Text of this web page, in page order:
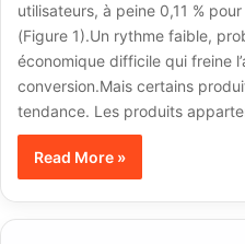
utilisateurs, à peine 0,11 %
(Figure 1).Un rythme faible,
économique difficile qui freine
conversion.Mais certains
tendance. Les produits
Read More »